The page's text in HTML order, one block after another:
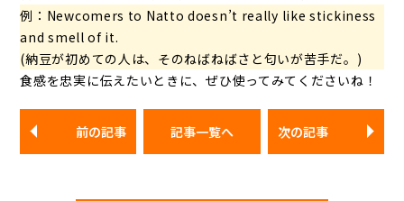
例：Newcomers to Natto doesn’t really like stickiness
and smell of it.
(納豆が初めての人は、そのねばねばさと匂いが苦手だ。)
食感を忠実に伝えたいときに、ぜひ使ってみてくださいね！
前の記事 記事一覧へ 次の記事